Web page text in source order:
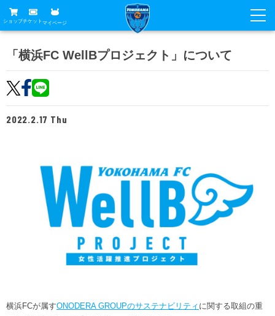
ショップチケット マイページ
グッズ
ホームタウン
トップチーム
メディア
アカデミー
試合
試合日程
チケット
チケット購入方法
販売スケジュール
Buy Ticket Here
選手・スタッフ
スケジュール
練習見学について
観戦ガイド
横浜FC観戦ガイド
試合会場アクセス
観戦ルール・マナー
クラブ概要
フリ丸のページ
サステナビリティ
横浜FC公式オンラインショップ
スタータークラブ
「横浜FC WellBプロジェクト」について
2022.2.17 Thu
横浜FCが属すONODERA GROUPのサステナビリティ に関する取組の重